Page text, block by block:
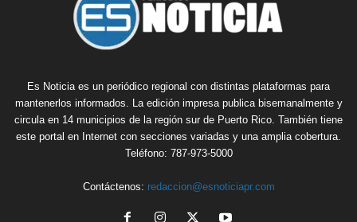
Es Noticia es un periódico regional con distintas plataformas para
mantenerlos informados. La edición impresa publica bisemanalmente y
circula en 14 municipios de la región sur de Puerto Rico. También tiene
este portal en Internet con secciones variadas y una amplia cobertura.
Teléfono: 787-973-5000
Contáctenos: redaccion@esnoticiapr.com